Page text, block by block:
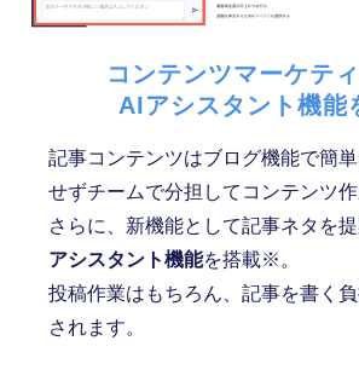
コンテンツマーケテ
AIアシスタント機能
記事コンテンツはブログ機能で簡
せずチームで分担してコンテンツ作
さらに、新機能として記事ネタを
アシスタント機能を搭載※。
投稿作業はもちろん、記事を書く
されます。